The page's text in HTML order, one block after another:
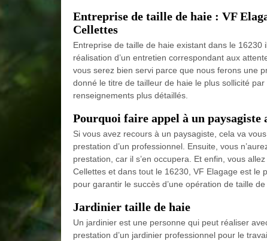
Entreprise de taille de haie : VF
Cellettes
Entreprise de taille de haie existant dans le 16230
réalisation d’un entretien correspondant aux
vous serez bien servi parce que nous ferons une
donné le titre de tailleur de haie le plus sollicité
renseignements plus détaillés.
Pourquoi faire appel à un paysagiste
Si vous avez recours à un paysagiste, cela va
prestation d’un professionnel. Ensuite, vous
prestation, car il s’en occupera. Et enfin, vous
Cellettes et dans tout le 16230, VF Elagage est le
pour garantir le succès d’une opération de taille de
Jardinier taille de haie
Un jardinier est une personne qui peut réaliser
prestation d’un jardinier professionnel pour le